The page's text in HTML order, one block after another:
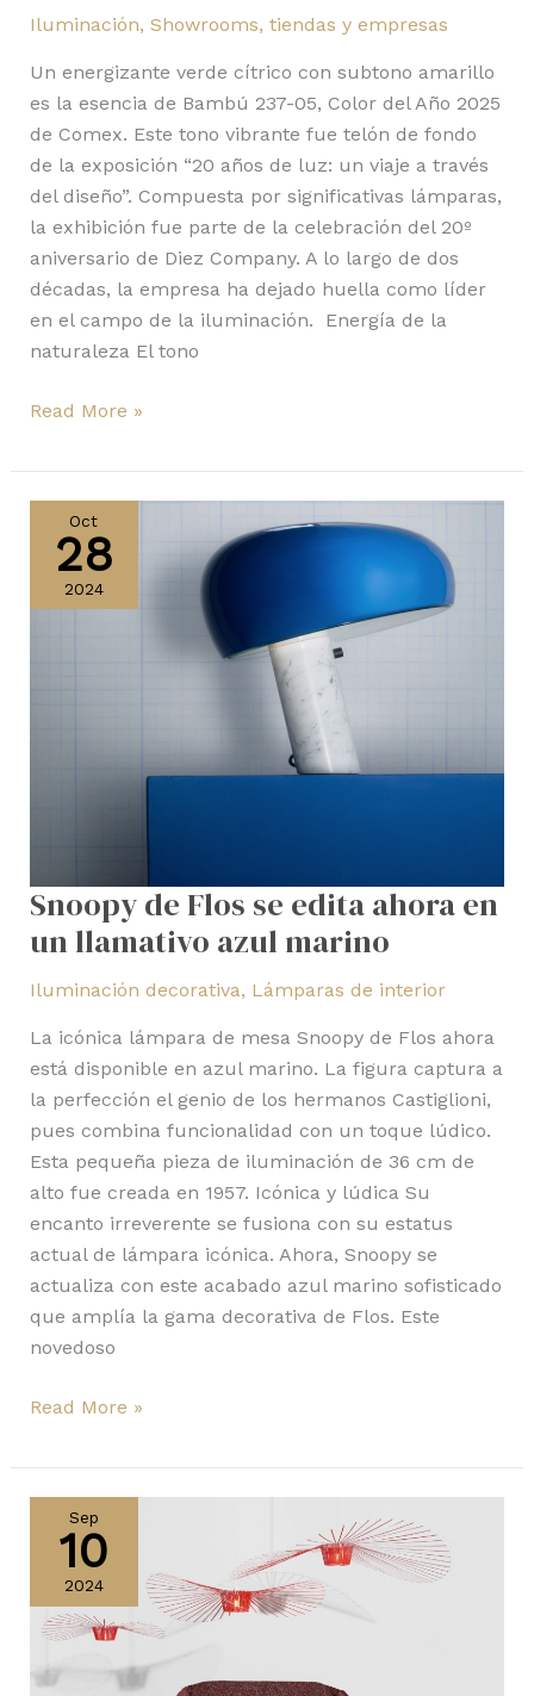
Iluminación, Showrooms, tiendas y empresas
Un energizante verde cítrico con subtono amarillo
es la esencia de Bambú 237-05, Color del Año 2025
de Comex. Este tono vibrante fue telón de fondo
de la exposición “20 años de luz: un viaje a través
del diseño”. Compuesta por significativas lámparas,
la exhibición fue parte de la celebración del 20º
aniversario de Diez Company. A lo largo de dos
décadas, la empresa ha dejado huella como líder
en el campo de la iluminación. Energía de la
naturaleza El tono
Diez
Company
Read More »
Oct
28
2024
Snoopy de Flos se edita ahora en
un llamativo azul marino
Iluminación decorativa, Lámparas de interior
La icónica lámpara de mesa Snoopy de Flos ahora
está disponible en azul marino. La figura captura a
la perfección el genio de los hermanos Castiglioni,
pues combina funcionalidad con un toque lúdico.
Esta pequeña pieza de iluminación de 36 cm de
alto fue creada en 1957. Icónica y lúdica Su
encanto irreverente se fusiona con su estatus
actual de lámpara icónica. Ahora, Snoopy se
actualiza con este acabado azul marino sofisticado
que amplía la gama decorativa de Flos. Este
novedoso
Flos
edita
Read More »
Sep
10
2024
nuevos
acabados,
Neotenic,
Brush
Vertigo